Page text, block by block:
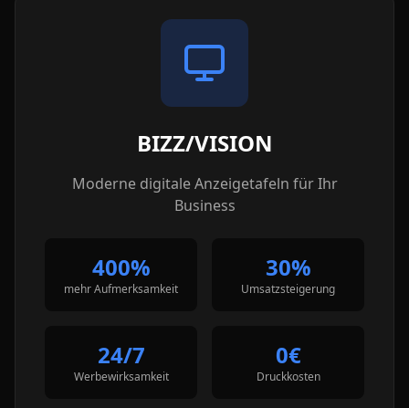
BIZZ/VISION
Moderne digitale Anzeigetafeln für Ihr
Business
400%
mehr Aufmerksamkeit
30%
Umsatzsteigerung
24/7
Werbewirksamkeit
0€
Druckkosten